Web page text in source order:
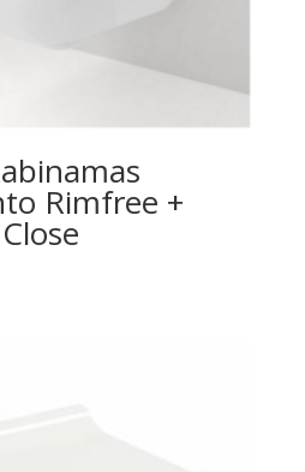
Rimfree +